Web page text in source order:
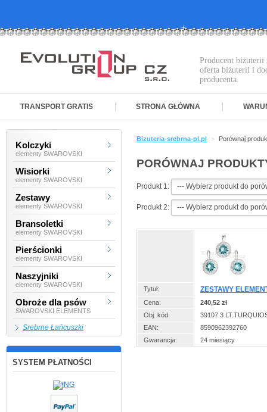
Producent biżuterii
oferta biżuterii i
producenta.
TRANSPORT GRATIS STRONA GŁÓWNA
Kolczyki
elementy SWAROVSKI
Wisiorki
elementy SWAROVSKI
Zestawy
elementy SWAROVSKI
Bransoletki
elementy SWAROVSKI
Pierścionki
elementy SWAROVSKI
Naszyjniki
elementy SWAROVSKI
Obroże dla psów
SWAROVSKI ELEMENTS
Srebrne Łańcuszki
SYSTEM PŁATNOŚCI
Bizuteria-srebrna-pl.pl > Porównaj
PORÓWNAJ
Produkt 1:
Produkt 2:
Tytuł: ZESTAWY
Cena:
240,52 zł
Obj. kód:
39107.3
EAN:
8590962392760
Gwarancja:
24 miesiący